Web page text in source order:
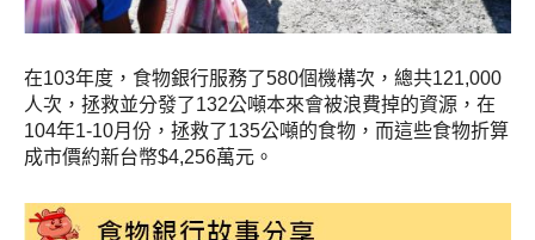
在103年度，食物銀行服務了580個機構次，總共121,000
人次，拯救並分發了132公噸本來會被浪費掉的資源，在
104年1-10月份，拯救了135公噸的食物，而這些食物折算
成市價約新台幣$4,256萬元。